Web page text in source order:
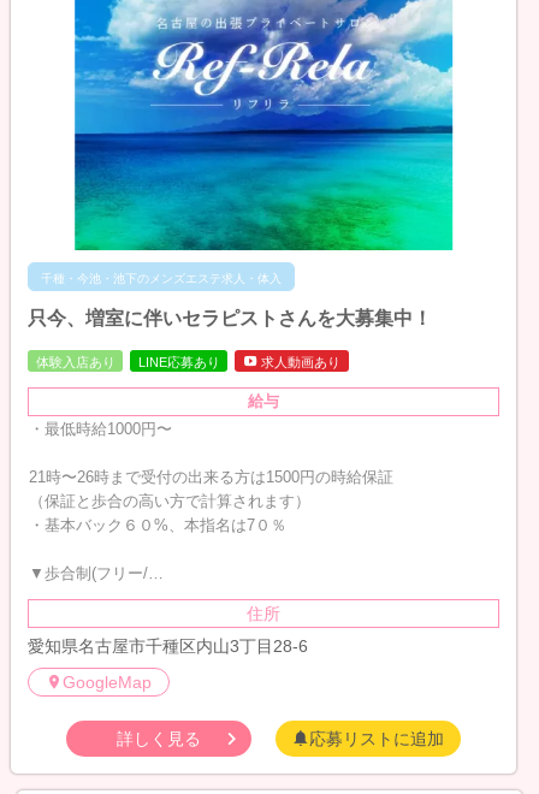
千種・今池・池下のメンズエステ求人・体入
只今、増室に伴いセラピストさんを大募集中！
体験入店あり LINE応募あり 求人動画あり
給与
・最低時給1000円〜
21時〜26時まで受付の出来る方は1500円の時給保証
（保証と歩合の高い方で計算されます）
・基本バック６０%、本指名は7０％
▼歩合制(フリー/…
住所
愛知県名古屋市千種区内山3丁目28-6
GoogleMap
詳しく見る 応募リストに追加